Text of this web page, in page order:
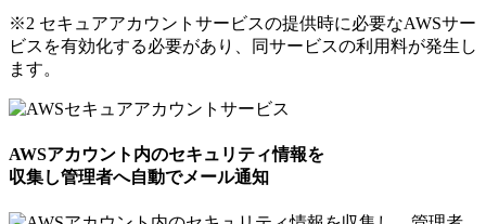
※2 セキュアアカウントサービスの提供時に必要なAWSサー
ビスを有効化する必要があり、同サービスの利用料が発生し
ます。
AWSアカウント内のセキュリティ情報を
収集し管理者へ自動でメール通知